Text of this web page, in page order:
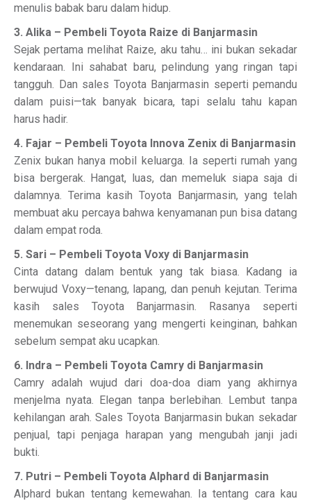
menulis babak baru dalam hidup.
3. Alika – Pembeli Toyota Raize di Banjarmasin
Sejak pertama melihat Raize, aku tahu… ini bukan sekadar
kendaraan. Ini sahabat baru, pelindung yang ringan tapi
tangguh. Dan sales Toyota Banjarmasin seperti pemandu
dalam puisi—tak banyak bicara, tapi selalu tahu kapan
harus hadir.
4. Fajar – Pembeli Toyota Innova Zenix di Banjarmasin
Zenix bukan hanya mobil keluarga. Ia seperti rumah yang
bisa bergerak. Hangat, luas, dan memeluk siapa saja di
dalamnya. Terima kasih Toyota Banjarmasin, yang telah
membuat aku percaya bahwa kenyamanan pun bisa datang
dalam empat roda.
5. Sari – Pembeli Toyota Voxy di Banjarmasin
Cinta datang dalam bentuk yang tak biasa. Kadang ia
berwujud Voxy—tenang, lapang, dan penuh kejutan. Terima
kasih sales Toyota Banjarmasin. Rasanya seperti
menemukan seseorang yang mengerti keinginan, bahkan
sebelum sempat aku ucapkan.
6. Indra – Pembeli Toyota Camry di Banjarmasin
Camry adalah wujud dari doa-doa diam yang akhirnya
menjelma nyata. Elegan tanpa berlebihan. Lembut tanpa
kehilangan arah. Sales Toyota Banjarmasin bukan sekadar
penjual, tapi penjaga harapan yang mengubah janji jadi
bukti.
7. Putri – Pembeli Toyota Alphard di Banjarmasin
Alphard bukan tentang kemewahan. Ia tentang cara kau